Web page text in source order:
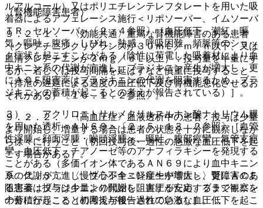
ルアルコール）又はポリエチレンテレフタレートを用いた吸
着器によるアフェレーシス施行＜リポソーバー、イムソーバ
ＴＲ、セルソーバ＞〔２．４参照〕［血圧低下、潮紅、嘔
気・嘔吐、腹痛、しびれ、熱感、呼吸困難、頻脈等のショッ
ク症状を起こすことがある（陰性に荷電した吸着材により血
中キニン系の代謝が亢進し、ブラジキニン産生が増大し、更
にＡＣＥ阻害薬はブラジキニンの代謝を阻害するため、ブラ
ジキニンの蓄積が起こるとの考えが報告されている）］。
３）． アクリロニトリルメタリルスルホン酸ナトリウム膜
を用いた透析＜ＡＮ６９＞〔２．５、１３．２参照〕［血管
性浮腫＜顔面浮腫・喉頭浮腫＞、嘔吐、腹部痙攣、気管支痙
攣、血圧低下、チアノーゼ等のアナフィラキシーを発現する
ことがある（多価イオン体であるＡＮ６９により血中キニン
系の代謝が亢進し、ブラジキニン産生が増大し、更にＡＣＥ
阻害薬はブラジキニンの代謝を阻害するため、ブラジキニン
の蓄積が起こるとの考えが報告されている）］。
（腎機能障害患者）
９．２．１． 〈効能共通〉重篤な腎機能障害のある患者
（クレアチニンクリアランスが３０ｍＬ／ｍｉｎ以下、又は
血清クレアチニンが３ｍｇ／ｄＬ以上）：投与量を半量にす
るか、若しくは投与間隔を延ばすなど慎重に投与すること
（排泄の遅延による過度の血圧低下及び腎機能悪化させるお
それがある）〔１６．１．２参照〕。
９．２．２． 〈高血圧症〉血液透析中の患者：投与は少量
より開始し、増量する場合は患者の状態を十分に観察しなが
ら徐々に行うこと（初回投与後一過性の急激な血圧低下を起
こす場合がある）。
９．２．３． 〈慢性心不全＜軽症〜中等症＞〉腎障害のあ
る患者：投与は少量より開始し、血圧が安定するまで観察を
十分に行うこと（初回投与後一過性の急激な血圧低下を起こ